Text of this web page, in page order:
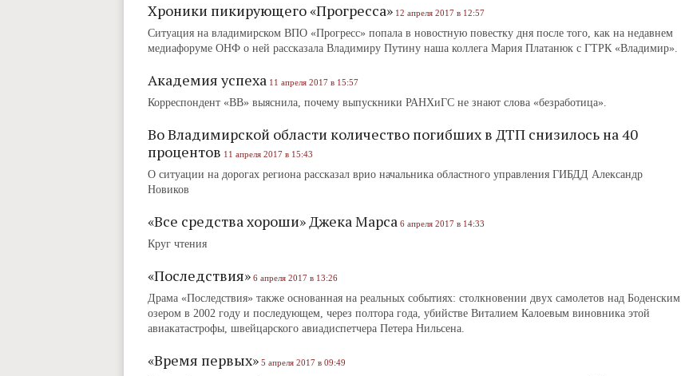
Хроники пикирующего «Прогресса» 12 апреля 2017 в 12:57
Ситуация на владимирском ВПО «Прогресс» попала в новостную повестку дня после того, как на недавнем
медиафоруме ОНФ о ней рассказала Владимиру Путину наша коллега Мария Платанюк с ГТРК «Владимир».
Академия успеха 11 апреля 2017 в 15:57
Корреспондент «ВВ» выяснила, почему выпускники РАНХиГС не знают слова «безработица».
Во Владимирской области количество погибших в ДТП снизилось на 40
процентов 11 апреля 2017 в 15:43
О ситуации на дорогах региона рассказал врио начальника областного управления ГИБДД Александр
Новиков
«Все средства хороши» Джека Марса 6 апреля 2017 в 14:33
Круг чтения
«Последствия» 6 апреля 2017 в 13:26
Драма «Последствия» также основанная на реальных событиях: столкновении двух самолетов над Боденским
озером в 2002 году и последующем, через полтора года, убийстве Виталием Калоевым виновника этой
авиакатастрофы, швейцарского авиадиспетчера Петера Нильсена.
«Время первых» 5 апреля 2017 в 09:49